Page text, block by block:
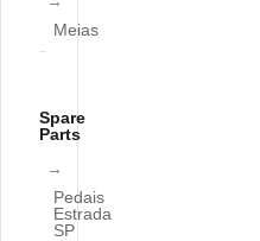
Meias
Spare
Parts
Pedais
Estrada
SP